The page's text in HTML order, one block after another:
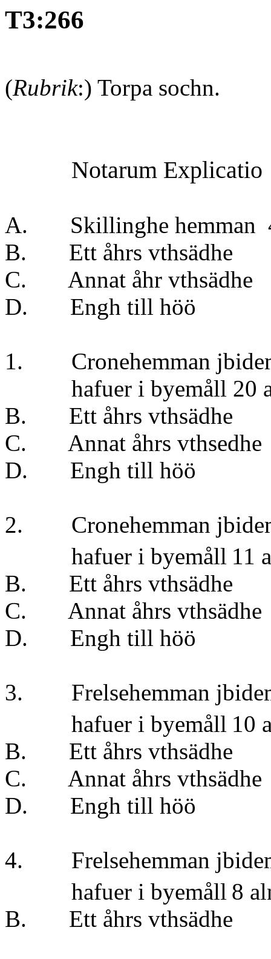
T3:266
(Rubrik:) Torpa sochn.
Notarum Explicatio
A. Skillinghe hemman
B. Ett åhrs
C. Annat åhr
D. Engh till
1. Cronehemman
hafuer i byemåll 20
B. Ett åhrs
C. Annat åhrs
D. Engh till
2. Cronehemman
hafuer i byemåll 11
B. Ett åhrs
C. Annat åhrs
D. Engh till
3. Frelsehemman
hafuer i byemåll 10
B. Ett åhrs
C. Annat åhrs
D. Engh till
4. Frelsehemman
hafuer i byemåll 8
B. Ett åhrs